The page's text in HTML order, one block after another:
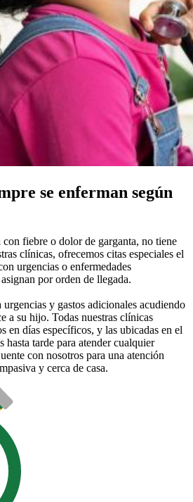
se enferman según
con fiebre o dolor de garganta, no tiene
clínicas, ofrecemos citas especiales el
urgencias o enfermedades
por orden de llegada.
y gastos adicionales acudiendo
a su hijo. Todas nuestras clínicas
en días específicos, y las ubicadas en el
hasta tarde para atender cualquier
con nosotros para una atención
y cerca de casa.